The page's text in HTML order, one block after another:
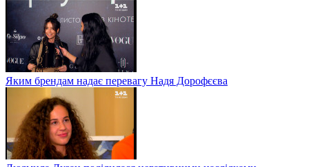
Яким брендам надає перевагу Надя Дорофєєва